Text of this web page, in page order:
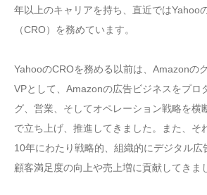
年以上のキャリアを持ち、直近ではYahoo
（CRO）を務めています。
YahooのCROを務める以前は、Amazonの
VPとして、Amazonの広告ビジネスをプロ
グ、営業、そしてオペレーション戦略を横
で立ち上げ、推進してきました。また、そ
10年にわたり戦略的、組織的にデジタル広
顧客満足度の向上や売上増に貢献してきま